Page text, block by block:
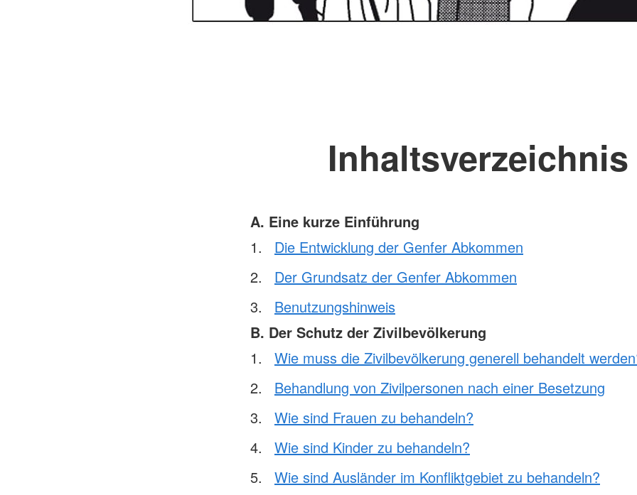
Inhaltsverzeichnis
A. Eine kurze Einführung
Die Entwicklung der Genfer Abkommen
Der Grundsatz der Genfer Abkommen
Benutzungshinweis
B. Der Schutz der Zivilbevölkerung
Wie muss die Zivilbevölkerung generell behandelt
Behandlung von Zivilpersonen nach einer Besetzung
Wie sind Frauen zu behandeln?
Wie sind Kinder zu behandeln?
Wie sind Ausländer im Konfliktgebiet zu behandeln?